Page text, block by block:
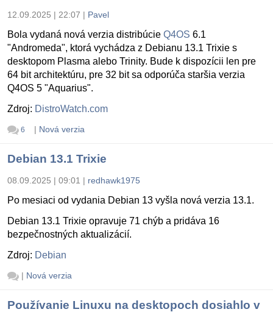
12.09.2025 | 22:07 | Pavel
Bola vydaná nová verzia distribúcie Q4OS 6.1
"Andromeda", ktorá vychádza z Debianu 13.1 Trixie s
desktopom Plasma alebo Trinity. Bude k dispozícii len pre
64 bit architektúru, pre 32 bit sa odporúča staršia verzia
Q4OS 5 "Aquarius".
Zdroj: DistroWatch.com
6 | Nová verzia
Debian 13.1 Trixie
08.09.2025 | 09:01 | redhawk1975
Po mesiaci od vydania Debian 13 vyšla nová verzia 13.1.
Debian 13.1 Trixie opravuje 71 chýb a pridáva 16
bezpečnostných aktualizácií.
Zdroj: Debian
| Nová verzia
Používanie Linuxu na desktopoch dosiahlo v